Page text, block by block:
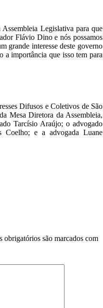
Legislativa para que
Flávio Dino e nós possamos
grande interesse deste governo
a importância que isso tem para
Difusos e Coletivos de São
Mesa Diretora da Assembleia,
Tarcísio Araújo; o advogado
Coelho; e a advogada Luane
obrigatórios são marcados com